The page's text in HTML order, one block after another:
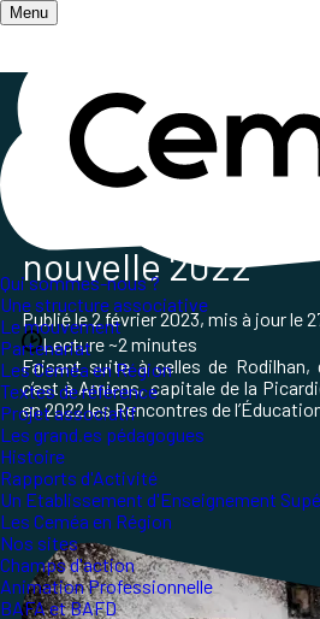
Menu
Qui sommes-nous ?
Une structure associative
Le mouvement
Partenariat
Les Ceméa en Région
Textes de référence
Projet associatif
Les grand.es pédagogues
Histoire
Rapports d'Activité
Un Etablissement d'Enseignement
Les Ceméa en Région
Nos sites
Champs d'action
Animation Professionnelle
BAFA et BAFD
Accueil/ Qui sommes-nous ? / Le
Événements
nouvelle 2022
Publié le2 février 2023, mis à jour le
Lecture ~2 minutes
Faisant suite à celles de Rodilhan,
c’est à Amiens, capitale de la
en 2022 les Rencontres de